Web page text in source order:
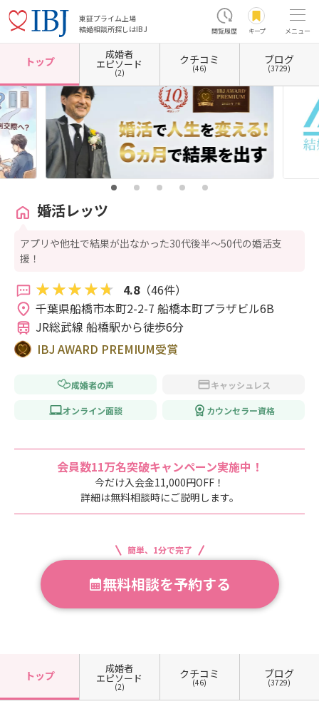
東証プライム上場
結婚相談所探しはIBJ
閲覧履歴 キープ メニュー
ホーム 千葉県の結婚相談所 千葉県船橋市 婚活レッツ
トップ
成婚者
エピソード
(2)
クチコミ
(46)
ブログ
(3729)
婚活レッツ
アプリや他社で結果が出なかった30代後半〜50代の婚活支
援！
4.8（46件）
JR総武線 船橋駅から徒歩6分
IBJ AWARD PREMIUM受賞
成婚者の声 キャッシュレス
オンライン面談 カウンセラー資格
会員数11万名突破キャンペーン実施中！
今だけ入会金11,000円OFF！
詳細は無料相談時にご説明します。
簡単、1分で完了
無料相談を予約する
トップ
成婚者
エピソード
(2)
クチコミ
(46)
ブログ
(3729)